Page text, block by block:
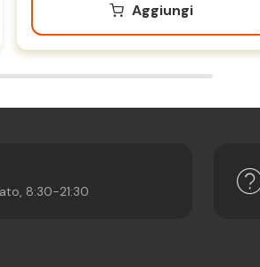
Aggiungi
8:30-21:30